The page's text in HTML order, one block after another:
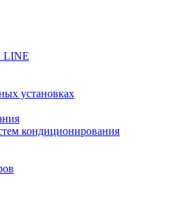
LINE
установках
кондиционирования